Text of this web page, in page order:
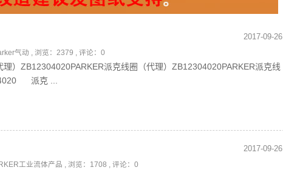
2017-09-26
气动 , 浏览：2379 , 评论：0
理）ZB12304020PARKER派克线圈（代理）ZB12304020PARKER派克线
派克 ...
2017-09-26
工业流体产品 , 浏览：1708 , 评论：0